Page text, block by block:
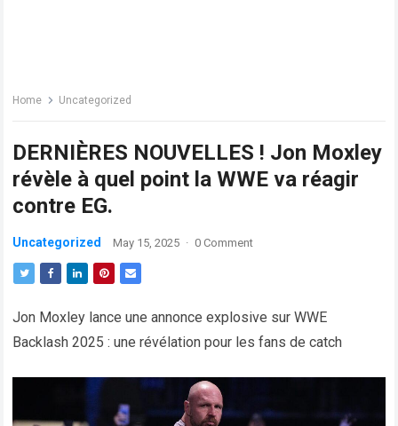
Home Uncategorized
DERNIÈRES NOUVELLES ! Jon Moxley
révèle à quel point la WWE va réagir
contre EG.
Uncategorized May 15, 2025 · 0 Comment
Jon Moxley lance une annonce explosive sur WWE
Backlash 2025 : une révélation pour les fans de catch